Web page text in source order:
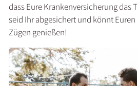
dass Eure Krankenversicherung das
seid Ihr abgesichert und könnt
Zügen genießen!